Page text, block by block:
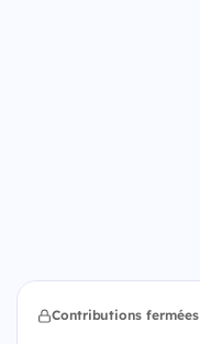
Contributions fermées